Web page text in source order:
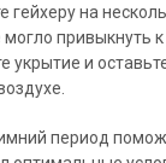
гейхеру на
привыкнуть
укрытие и
период